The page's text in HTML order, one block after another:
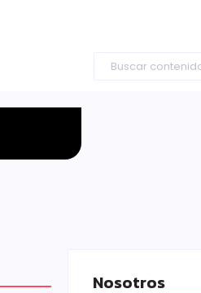
Nosotros